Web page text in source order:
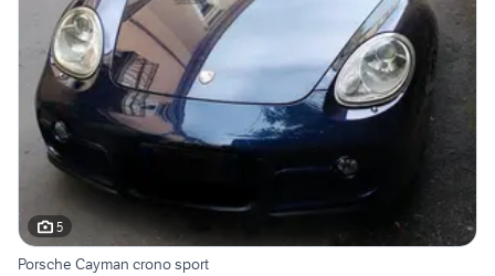
5
Porsche Cayman crono sport